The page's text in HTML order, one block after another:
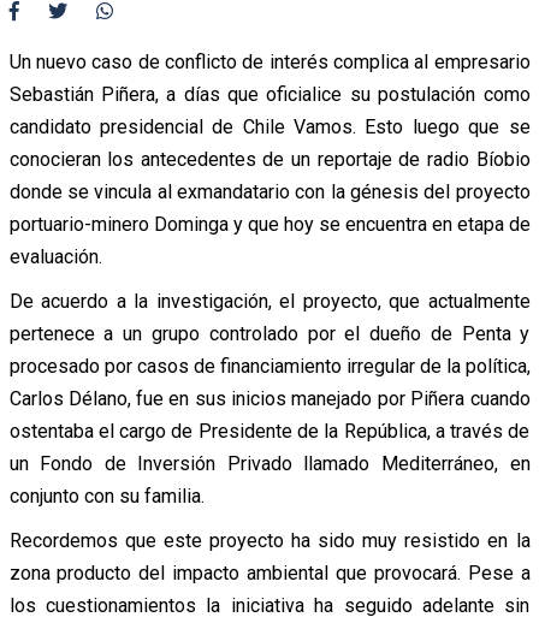
Un nuevo caso de conflicto de interés complica al empresario
Sebastián Piñera, a días que oficialice su postulación como
candidato presidencial de Chile Vamos. Esto luego que se
conocieran los antecedentes de un reportaje de radio Bíobio
donde se vincula al exmandatario con la génesis del proyecto
portuario-minero Dominga y que hoy se encuentra en etapa de
evaluación.
De acuerdo a la investigación, el proyecto, que actualmente
pertenece a un grupo controlado por el dueño de Penta y
procesado por casos de financiamiento irregular de la política,
Carlos Délano, fue en sus inicios manejado por Piñera cuando
ostentaba el cargo de Presidente de la República, a través de
un Fondo de Inversión Privado llamado Mediterráneo, en
conjunto con su familia.
Recordemos que este proyecto ha sido muy resistido en la
zona producto del impacto ambiental que provocará. Pese a
los cuestionamientos la iniciativa ha seguido adelante sin